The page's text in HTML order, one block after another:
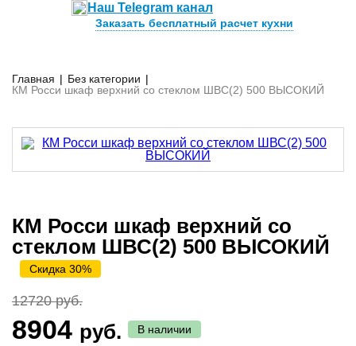
Наш Telegram канал
Заказать бесплатный расчет кухни
Главная | Без категории |
КМ Росси шкаф верхний со стеклом ШВС(2) 500 ВЫСОКИЙ
КМ Росси шкаф верхний со
стеклом ШВС(2) 500 ВЫСОКИЙ
Скидка 30%
12720 руб.
8904 руб. В наличии